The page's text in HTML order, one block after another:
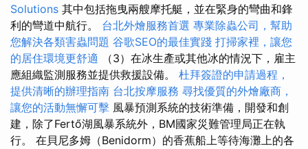
Solutions 其中包括拖曳兩艘摩托艇，並在緊身的彎曲和鋒
利的彎道中航行。 台北外燴服務首選 專業除蟲公司，幫助
您解決各類害蟲問題 谷歌SEO的最佳實踐 打掃家裡，讓您
的居住環境更舒適 （3）在冰生產或其他冰的情況下，雇主
應組織監測服務並提供救援設備。 杜拜簽證的申請過程，
提供清晰的辦理指南 台北按摩服務 尋找優質的外燴廠商，
讓您的活動無懈可擊 風暴預測系統的技術準備，開發和創
建，除了Fertő湖風暴系統外，BM國家災難管理局正在執
行。 在貝尼多姆（Benidorm）的香蕉船上等待海灘上的各